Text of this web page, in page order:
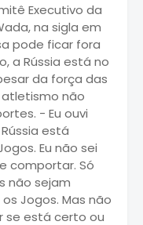
Executivo da
na sigla em
pode ficar fora
a Rússia está no
da força das
não
- Eu ouvi
está
Eu não sei
comportar. Só
não sejam
Jogos. Mas não
se está certo ou